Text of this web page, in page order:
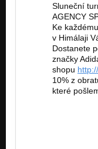
Sluneční
AGENCY
Ke
v Himálaji
Dostanete
značky
shopu
10% z
které